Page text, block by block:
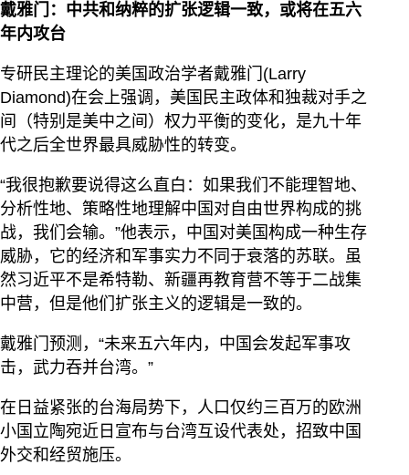
戴雅门：中共和纳粹的扩张逻辑一致，或将在五六
年内攻台
专研民主理论的美国政治学者戴雅门(Larry
Diamond)在会上强调，美国民主政体和独裁对手之
间（特别是美中之间）权力平衡的变化，是九十年
代之后全世界最具威胁性的转变。
“我很抱歉要说得这么直白：如果我们不能理智地、
分析性地、策略性地理解中国对自由世界构成的挑
战，我们会输。”他表示，中国对美国构成一种生存
威胁，它的经济和军事实力不同于衰落的苏联。虽
然习近平不是希特勒、新疆再教育营不等于二战集
中营，但是他们扩张主义的逻辑是一致的。
戴雅门预测，“未来五六年内，中国会发起军事攻
击，武力吞并台湾。”
在日益紧张的台海局势下，人口仅约三百万的欧洲
小国立陶宛近日宣布与台湾互设代表处，招致中国
外交和经贸施压。